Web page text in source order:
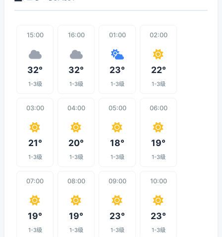
15:00
32°
1-3级
16:00
32°
1-3级
01:00
23°
1-3级
02:00
22°
1-3级
03:00
21°
1-3级
04:00
20°
1-3级
05:00
18°
1-3级
06:00
19°
1-3级
07:00
19°
1-3级
08:00
19°
1-3级
09:00
23°
1-3级
10:00
23°
1-3级